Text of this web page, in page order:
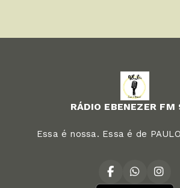
RÁDIO EBENEZER FM
Essa é nossa. Essa é de